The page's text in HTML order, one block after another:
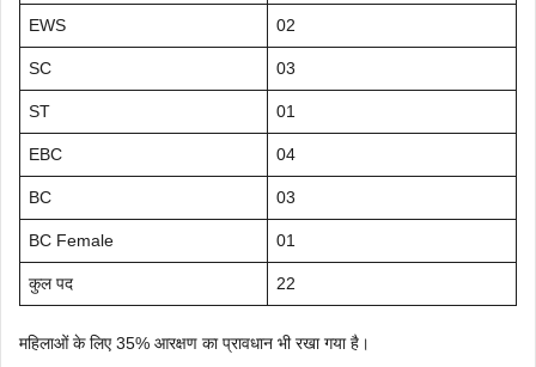
EWS 02
SC 03
ST 01
EBC 04
BC 03
BC Female 01
कुल पद 22
महिलाओं के लिए 35% आरक्षण का प्रावधान भी रखा गया है।